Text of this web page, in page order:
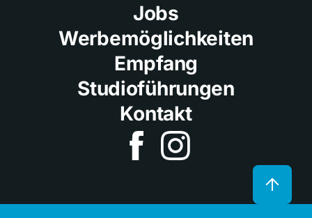
Jobs
Werbemöglichkeiten
Empfang
Studioführungen
Kontakt